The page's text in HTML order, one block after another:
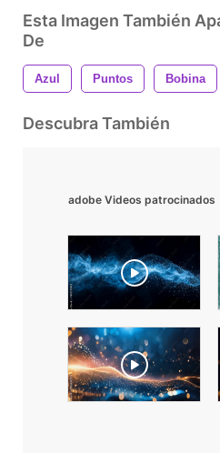
Esta Imagen También
De
Azul Puntos Bobina
Descubra También
adobe Videos patrocinados